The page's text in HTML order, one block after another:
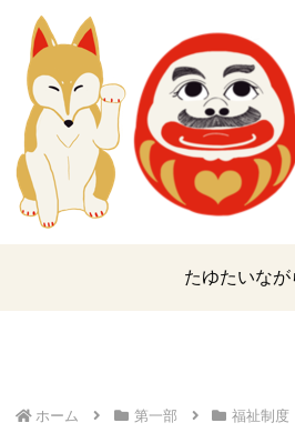
たゆたいなが
ホーム 第一部 福祉制度